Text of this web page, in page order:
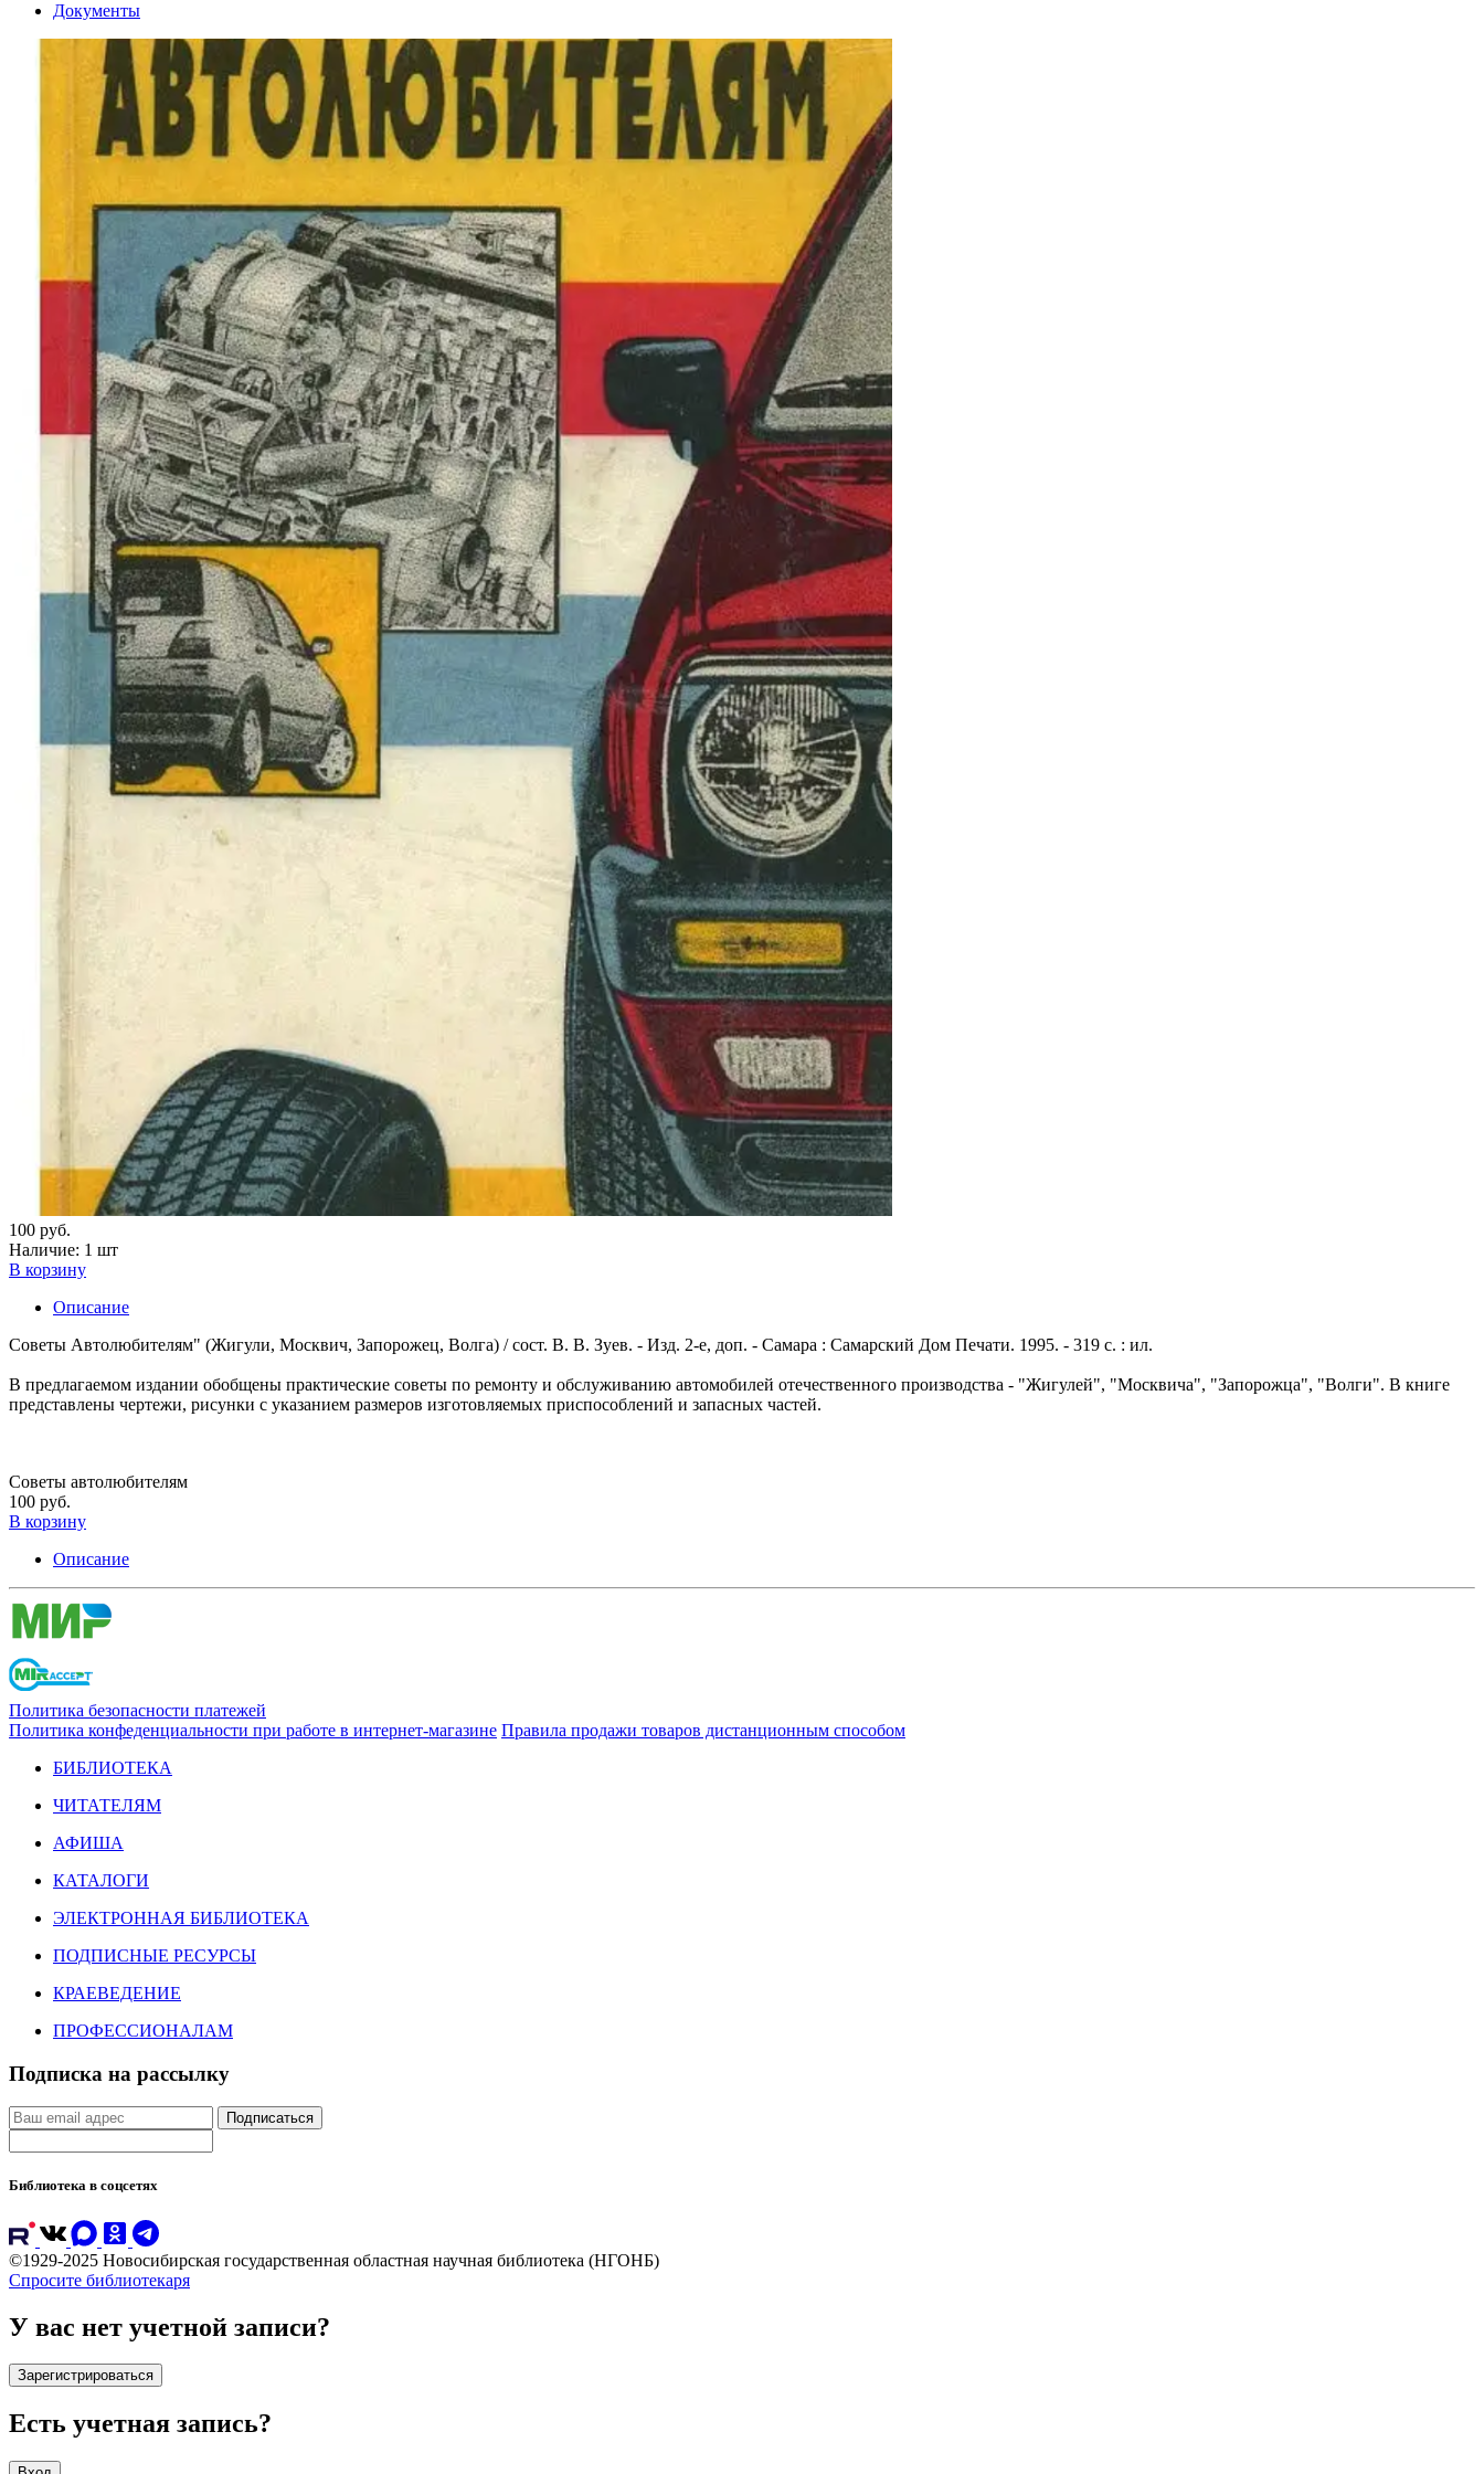
Документы
100 руб.
Наличие: 1 шт
В корзину
Описание
Советы Автолюбителям" (Жигули, Москвич, Запорожец, Волга) / сост. В. В. Зуев. - Изд. 2-е, доп. - Самара : Самарский Дом Печати. 1995. - 319 с. : ил.
В предлагаемом издании обобщены практические советы по ремонту и обслуживанию автомобилей отечественного производства - "Жигулей", "Москвича", "Запорожца", "Волги". В книге
представлены чертежи, рисунки с указанием размеров изготовляемых приспособлений и запасных частей.
Советы автолюбителям
100 руб.
В корзину
Описание
Политика безопасности платежей
Политика конфеденциальности при работе в интернет-магазине Правила продажи товаров дистанционным способом
БИБЛИОТЕКА
ЧИТАТЕЛЯМ
АФИША
КАТАЛОГИ
ЭЛЕКТРОННАЯ БИБЛИОТЕКА
ПОДПИСНЫЕ РЕСУРСЫ
КРАЕВЕДЕНИЕ
ПРОФЕССИОНАЛАМ
Подписка на рассылку
Подписаться
Библиотека в соцсетях
©1929-2025 Новосибирская государственная областная научная библиотека (НГОНБ)
Спросите библиотекаря
У вас нет учетной записи?
Зарегистрироваться
Есть учетная запись?